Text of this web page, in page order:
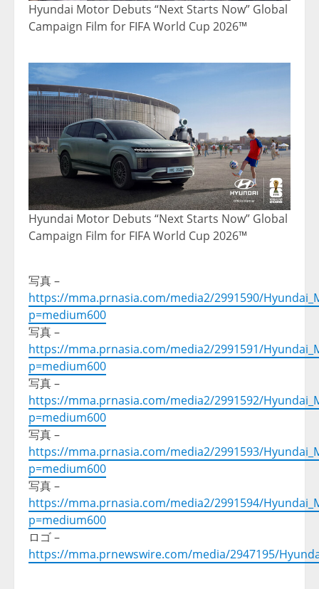
Hyundai Motor Debuts “Next Starts Now” Global
Campaign Film for FIFA World Cup 2026™
Hyundai Motor Debuts “Next Starts Now” Global
Campaign Film for FIFA World Cup 2026™
写真 –
https://mma.prnasia.com/media2/2991590/
p=medium600
写真 –
https://mma.prnasia.com/media2/2991591/
p=medium600
写真 –
https://mma.prnasia.com/media2/2991592/
p=medium600
写真 –
https://mma.prnasia.com/media2/2991593/
p=medium600
写真 –
https://mma.prnasia.com/media2/2991594/
p=medium600
ロゴ –
https://mma.prnewswire.com/media/2947195/